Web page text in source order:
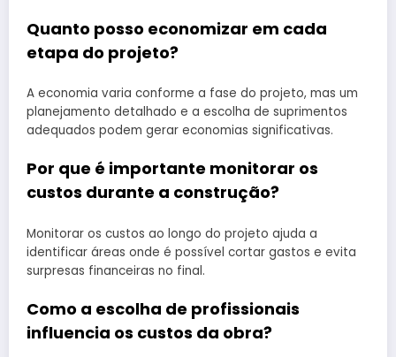
Quanto posso economizar em cada
etapa do projeto?
A economia varia conforme a fase do projeto, mas um
planejamento detalhado e a escolha de suprimentos
adequados podem gerar economias significativas.
Por que é importante monitorar os
custos durante a construção?
Monitorar os custos ao longo do projeto ajuda a
identificar áreas onde é possível cortar gastos e evita
surpresas financeiras no final.
Como a escolha de profissionais
influencia os custos da obra?